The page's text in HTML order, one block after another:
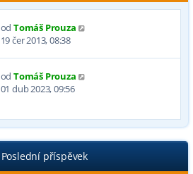
od Tomáš Prouza
19 čer 2013, 08:38
od Tomáš Prouza
01 dub 2023, 09:56
Poslední příspěvek